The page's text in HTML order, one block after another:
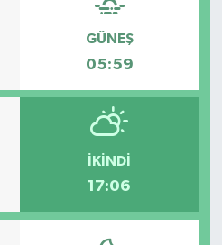
GÜNEŞ
05:59
İKINDI
17:06